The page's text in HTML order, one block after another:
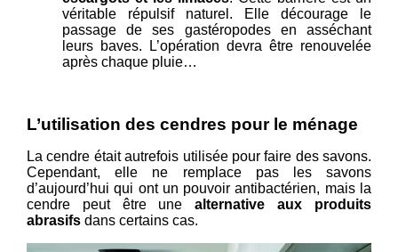
véritable répulsif naturel. Elle décourage le
passage de ses gastéropodes en asséchant
leurs baves. L’opération devra être renouvelée
après chaque pluie…
L’utilisation des cendres pour le ménage
La cendre était autrefois utilisée pour faire des savons.
Cependant, elle ne remplace pas les savons
d’aujourd’hui qui ont un pouvoir antibactérien, mais la
cendre peut être unealternative aux produits
abrasifs dans certains cas.